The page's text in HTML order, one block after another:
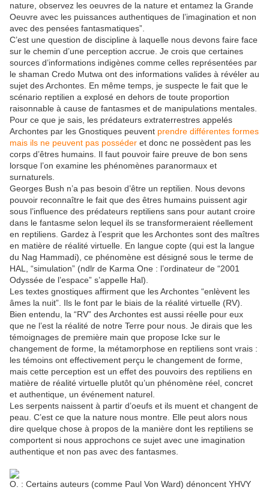
nature, observez les oeuvres de la nature et entamez la Grande
Oeuvre avec les puissances authentiques de l’imagination et non
avec des pensées fantasmatiques”.
C’est une question de discipline à laquelle nous devons faire face
sur le chemin d’une perception accrue. Je crois que certaines
sources d’informations indigènes comme celles représentées par
le shaman Credo Mutwa ont des informations valides à révéler au
sujet des Archontes. En même temps, je suspecte le fait que le
scénario reptilien a explosé en dehors de toute proportion
raisonnable à cause de fantasmes et de manipulations mentales.
Pour ce que je sais, les prédateurs extraterrestres appelés
Archontes par les Gnostiques peuvent prendre différentes formes
mais ils ne peuvent pas posséder et donc ne possèdent pas les
corps d’êtres humains. Il faut pouvoir faire preuve de bon sens
lorsque l’on examine les phénomènes paranormaux et
surnaturels.
Georges Bush n’a pas besoin d’être un reptilien. Nous devons
pouvoir reconnaître le fait que des êtres humains puissent agir
sous l’influence des prédateurs reptiliens sans pour autant croire
dans le fantasme selon lequel ils se transformeraient réellement
en reptiliens. Gardez à l’esprit que les Archontes sont des maîtres
en matière de réalité virtuelle. En langue copte (qui est la langue
du Nag Hammadi), ce phénomène est désigné sous le terme de
HAL, “simulation” (ndlr de Karma One : l’ordinateur de “2001
Odyssée de l’espace” s’appelle Hal).
Les textes gnostiques affirment que les Archontes “enlèvent les
âmes la nuit”. Ils le font par le biais de la réalité virtuelle (RV).
Bien entendu, la “RV” des Archontes est aussi réelle pour eux
que ne l’est la réalité de notre Terre pour nous. Je dirais que les
témoignages de première main que propose Icke sur le
changement de forme, la métamorphose en reptiliens sont vrais :
les témoins ont effectivement perçu le changement de forme,
mais cette perception est un effet des pouvoirs des reptiliens en
matière de réalité virtuelle plutôt qu’un phénomène réel, concret
et authentique, un événement naturel.
Les serpents naissent à partir d’oeufs et ils muent et changent de
peau. C’est ce que la nature nous montre. Elle peut alors nous
dire quelque chose à propos de la manière dont les reptiliens se
comportent si nous approchons ce sujet avec une imagination
authentique et non pas avec des fantasmes.
O. : Certains auteurs (comme Paul Von Ward) dénoncent YHVY